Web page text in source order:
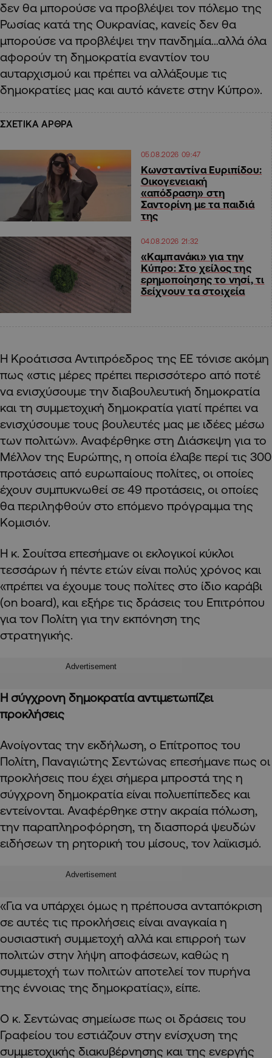
δεν θα μπορούσε να προβλέψει τον πόλεμο της
Ρωσίας κατά της Ουκρανίας, κανείς δεν θα
μπορούσε να προβλέψει την πανδημία…αλλά όλα
αφορούν τη δημοκρατία εναντίον του
αυταρχισμού και πρέπει να αλλάξουμε τις
δημοκρατίες μας και αυτό κάνετε στην Κύπρο».
ΣΧΕΤΙΚΑ ΑΡΘΡΑ
05.08.2026 09:47
Κωνσταντίνα Ευριπίδου:
Οικογενειακή
«απόδραση» στη
Σαντορίνη με τα παιδιά
της
04.08.2026 21:32
«Καμπανάκι» για την
Κύπρο: Στο χείλος της
ερημοποίησης το νησί, τι
δείχνουν τα στοιχεία
H Κροάτισσα Αντιπρόεδρος της ΕΕ τόνισε ακόμη
πως «στις μέρες πρέπει περισσότερο από ποτέ
να ενισχύσουμε την διαβουλευτική δημοκρατία
και τη συμμετοχική δημοκρατία γιατί πρέπει να
ενισχύσουμε τους βουλευτές μας με ιδέες μέσω
των πολιτών». Αναφέρθηκε στη Διάσκεψη για το
Μέλλον της Ευρώπης, η οποία έλαβε περί τις 300
προτάσεις από ευρωπαίους πολίτες, οι οποίες
έχουν συμπυκνωθεί σε 49 προτάσεις, οι οποίες
θα περιληφθούν στο επόμενο πρόγραμμα της
Κομισιόν.
Η κ. Σουίτσα επεσήμανε οι εκλογικοί κύκλοι
τεσσάρων ή πέντε ετών είναι πολύς χρόνος και
«πρέπει να έχουμε τους πολίτες στο ίδιο καράβι
(on board), και εξήρε τις δράσεις του Επιτρόπου
για τον Πολίτη για την εκπόνηση της
στρατηγικής.
Advertisement
Η σύγχρονη δημοκρατία αντιμετωπίζει
προκλήσεις
Ανοίγοντας την εκδήλωση, ο Επίτροπος του
Πολίτη, Παναγιώτης Σεντώνας επεσήμανε πως οι
προκλήσεις που έχει σήμερα μπροστά της η
σύγχρονη δημοκρατία είναι πολυεπίπεδες και
εντείνονται. Αναφέρθηκε στην ακραία πόλωση,
την παραπληροφόρηση, τη διασπορά ψευδών
ειδήσεων τη ρητορική του μίσους, τον λαϊκισμό.
Advertisement
«Για να υπάρχει όμως η πρέπουσα ανταπόκριση
σε αυτές τις προκλήσεις είναι αναγκαία η
ουσιαστική συμμετοχή αλλά και επιρροή των
πολιτών στην λήψη αποφάσεων, καθώς η
συμμετοχή των πολιτών αποτελεί τον πυρήνα
της έννοιας της δημοκρατίας», είπε.
Ο κ. Σεντώνας σημείωσε πως οι δράσεις του
Γραφείου του εστιάζουν στην ενίσχυση της
συμμετοχικής διακυβέρνησης και της ενεργής